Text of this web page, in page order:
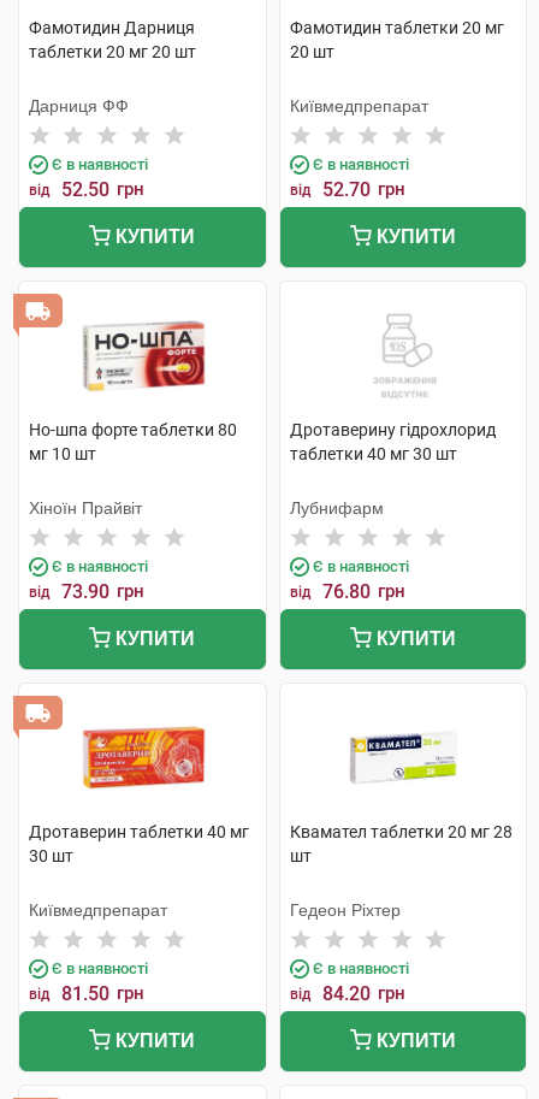
Фамотидин Дарниця
таблетки 20 мг 20 шт
Дарниця ФФ
Є в наявності
від 52.50 грн
КУПИТИ
Фамотидин таблетки 20 мг
20 шт
Київмедпрепарат
Є в наявності
від 52.70 грн
КУПИТИ
Но-шпа форте таблетки 80
мг 10 шт
Хіноїн Прайвіт
Є в наявності
від 73.90 грн
КУПИТИ
Дротаверину гідрохлорид
таблетки 40 мг 30 шт
Лубнифарм
Є в наявності
від 76.80 грн
КУПИТИ
Дротаверин таблетки 40 мг
30 шт
Київмедпрепарат
Є в наявності
від 81.50 грн
КУПИТИ
Квамател таблетки 20 мг 28
шт
Гедеон Ріхтер
Є в наявності
від 84.20 грн
КУПИТИ